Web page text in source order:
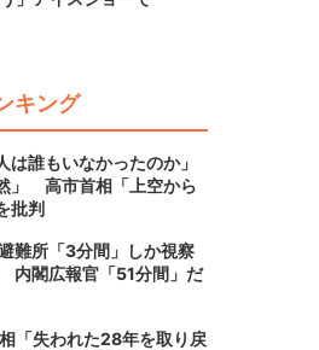
キング
は誰もいなかったのか」
」 高市首相「上空から
批判
難所「3分間」しか視察
内閣広報官「51分間」だ
「失われた28年を取り戻